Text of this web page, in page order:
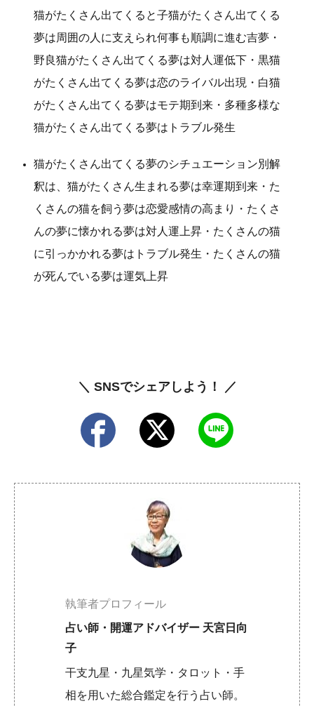
猫がたくさん出てくると子猫がたくさん出てくる
夢は周囲の人に支えられ何事も順調に進む吉夢・
野良猫がたくさん出てくる夢は対人運低下・黒猫
がたくさん出てくる夢は恋のライバル出現・白猫
がたくさん出てくる夢はモテ期到来・多種多様な
猫がたくさん出てくる夢はトラブル発生
猫がたくさん出てくる夢のシチュエーション別解
釈は、猫がたくさん生まれる夢は幸運期到来・た
くさんの猫を飼う夢は恋愛感情の高まり・たくさ
んの夢に懐かれる夢は対人運上昇・たくさんの猫
に引っかかれる夢はトラブル発生・たくさんの猫
が死んでいる夢は運気上昇
＼ SNSでシェアしよう！ ／
執筆者プロフィール
占い師・開運アドバイザー 天宮日向
子
干支九星・九星気学・タロット・手
相を用いた総合鑑定を行う占い師。